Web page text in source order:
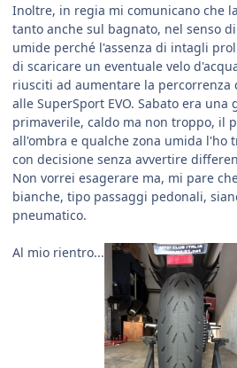
Inoltre, in regia mi comunicano che
tanto anche sul bagnato, nel senso
umide perché l'assenza di intagli
di scaricare un eventuale velo
riusciti ad aumentare la
alle SuperSport EVO. Sabato era
primaverile, caldo ma non troppo, il
all'ombra e qualche zona umida l'ho
con decisione senza avvertire
Non vorrei esagerare ma, mi pare
bianche, tipo passaggi pedonali,
pneumatico.
Al mio rientro...